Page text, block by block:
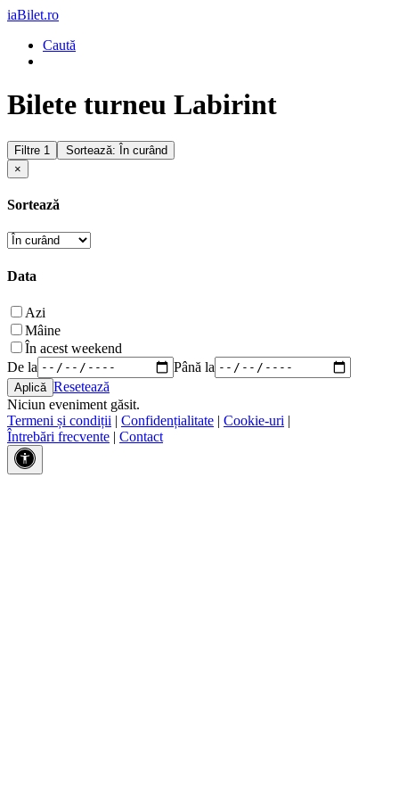
iaBilet.ro
Caută
Bilete turneu Labirint
Filtre 1
Sortează: În curând
×
Sortează
Data
Azi
Mâine
În acest weekend
De la
Până la
Resetează
Niciun eveniment găsit.
Termeni și condiții | Confidențialitate | Cookie-uri |
Întrebări frecvente | Contact